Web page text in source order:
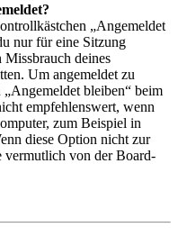
„Angemeldet
nur für eine Sitzung
Missbrauch deines
Um angemeldet zu
bleiben“ beim
empfehlenswert, wenn
zum Beispiel in
diese Option nicht zur
vermutlich von der Board-